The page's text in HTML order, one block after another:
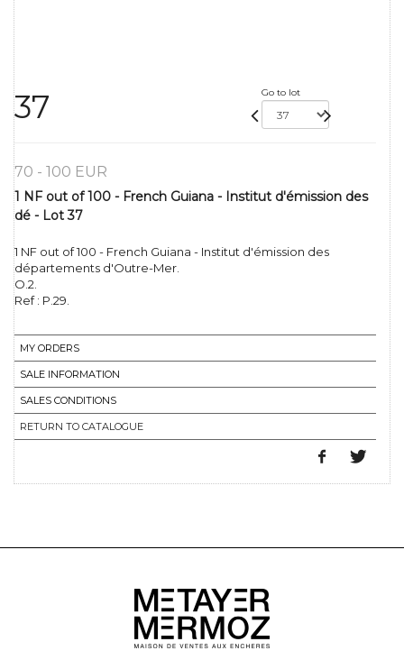
37 Go to lot
70 - 100 EUR
1 NF out of 100 - French Guiana - Institut d'émission des
dé - Lot 37
1 NF out of 100 - French Guiana - Institut d'émission des
départements d'Outre-Mer.
O.2.
Ref : P.29.
MY ORDERS
SALE INFORMATION
SALES CONDITIONS
RETURN TO CATALOGUE